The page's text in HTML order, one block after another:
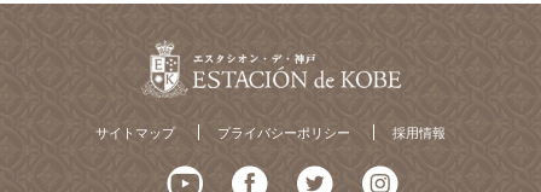
サイトマップ プライバシーポリシー 採用情報